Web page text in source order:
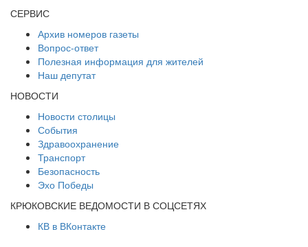
СЕРВИС
Архив номеров газеты
Вопрос-ответ
Полезная информация для жителей
Наш депутат
НОВОСТИ
Новости столицы
События
Здравоохранение
Транспорт
Безопасность
Эхо Победы
КРЮКОВСКИЕ ВЕДОМОСТИ В СОЦСЕТЯХ
КВ в ВКонтакте